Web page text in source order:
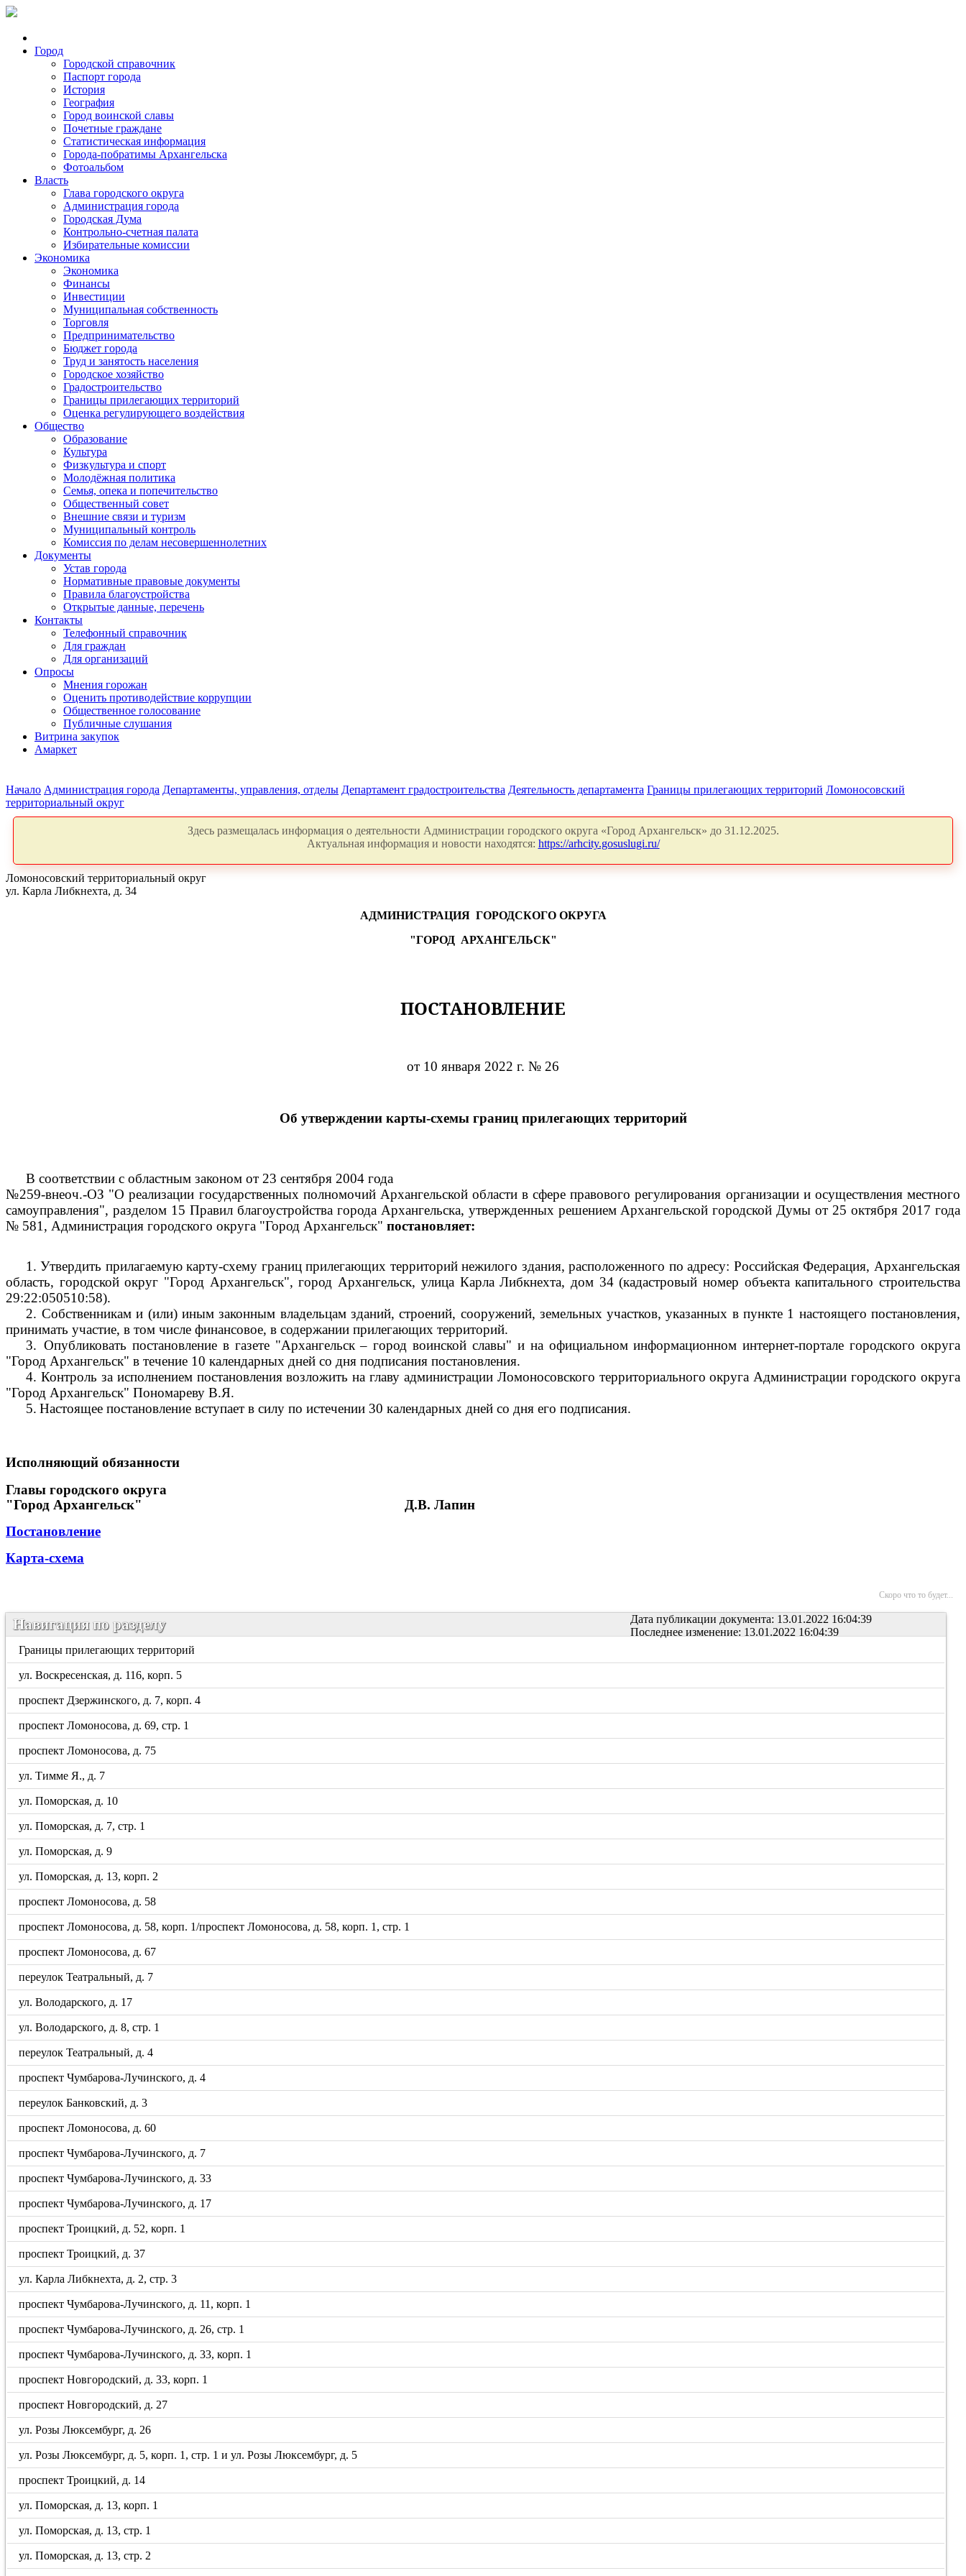
Город
Городской справочник
Паспорт города
История
География
Город воинской славы
Почетные граждане
Статистическая информация
Города-побратимы Архангельска
Фотоальбом
Власть
Глава городского округа
Администрация города
Городская Дума
Контрольно-счетная палата
Избирательные комиссии
Экономика
Экономика
Финансы
Инвестиции
Муниципальная собственность
Торговля
Предпринимательство
Бюджет города
Труд и занятость населения
Городское хозяйство
Градостроительство
Границы прилегающих территорий
Оценка регулирующего воздействия
Общество
Образование
Культура
Физкультура и спорт
Молодёжная политика
Семья, опека и попечительство
Общественный совет
Внешние связи и туризм
Муниципальный контроль
Комиссия по делам несовершеннолетних
Документы
Устав города
Нормативные правовые документы
Правила благоустройства
Открытые данные, перечень
Контакты
Телефонный справочник
Для граждан
Для организаций
Опросы
Мнения горожан
Оценить противодействие коррупции
Общественное голосование
Публичные слушания
Витрина закупок
Амаркет
Начало Администрация города Департаменты, управления, отделы Департамент градостроительства Деятельность департамента Границы прилегающих территорий Ломоносовский
территориальный округ
Здесь размещалась информация о деятельности Администрации городского округа «Город Архангельск» до 31.12.2025.
Актуальная информация и новости находятся: https://arhcity.gosuslugi.ru/
Ломоносовский территориальный округ
ул. Карла Либкнехта, д. 34
АДМИНИСТРАЦИЯ ГОРОДСКОГО ОКРУГА
"ГОРОД АРХАНГЕЛЬСК"
ПОСТАНОВЛЕНИЕ
от 10 января 2022 г. № 26
Об утверждении карты-схемы границ прилегающих территорий
В соответствии с областным законом от 23 сентября 2004 года
№259-внеоч.-ОЗ "О реализации государственных полномочий Архангельской области в сфере правового регулирования организации и осуществления местного
самоуправления", разделом 15 Правил благоустройства города Архангельска, утвержденных решением Архангельской городской Думы от 25 октября 2017 года
№ 581, Администрация городского округа "Город Архангельск" постановляет:
1. Утвердить прилагаемую карту-схему границ прилегающих территорий нежилого здания, расположенного по адресу: Российская Федерация, Архангельская
область, городской округ "Город Архангельск", город Архангельск, улица Карла Либкнехта, дом 34 (кадастровый номер объекта капитального строительства
29:22:050510:58).
2. Собственникам и (или) иным законным владельцам зданий, строений, сооружений, земельных участков, указанных в пункте 1 настоящего постановления,
принимать участие, в том числе финансовое, в содержании прилегающих территорий.
3. Опубликовать постановление в газете "Архангельск – город воинской славы" и на официальном информационном интернет-портале городского округа
"Город Архангельск" в течение 10 календарных дней со дня подписания постановления.
4. Контроль за исполнением постановления возложить на главу администрации Ломоносовского территориального округа Администрации городского округа
"Город Архангельск" Пономареву В.Я.
5. Настоящее постановление вступает в силу по истечении 30 календарных дней со дня его подписания.
Исполняющий обязанности
Главы городского округа
"Город Архангельск"
Д.В. Лапин
Постановление
Карта-схема
Скоро что то будет...
Дата публикации документа: 13.01.2022 16:04:39
Последнее изменение: 13.01.2022 16:04:39
Навигация по разделу
Границы прилегающих территорий
ул. Воскресенская, д. 116, корп. 5
проспект Дзержинского, д. 7, корп. 4
проспект Ломоносова, д. 69, стр. 1
проспект Ломоносова, д. 75
ул. Тимме Я., д. 7
ул. Поморская, д. 10
ул. Поморская, д. 7, стр. 1
ул. Поморская, д. 9
ул. Поморская, д. 13, корп. 2
проспект Ломоносова, д. 58
проспект Ломоносова, д. 58, корп. 1/проспект Ломоносова, д. 58, корп. 1, стр. 1
проспект Ломоносова, д. 67
переулок Театральный, д. 7
ул. Володарского, д. 17
ул. Володарского, д. 8, стр. 1
переулок Театральный, д. 4
проспект Чумбарова-Лучинского, д. 4
переулок Банковский, д. 3
проспект Ломоносова, д. 60
проспект Чумбарова-Лучинского, д. 7
проспект Чумбарова-Лучинского, д. 33
проспект Чумбарова-Лучинского, д. 17
проспект Троицкий, д. 52, корп. 1
проспект Троицкий, д. 37
ул. Карла Либкнехта, д. 2, стр. 3
проспект Чумбарова-Лучинского, д. 11, корп. 1
проспект Чумбарова-Лучинского, д. 26, стр. 1
проспект Чумбарова-Лучинского, д. 33, корп. 1
проспект Новгородский, д. 33, корп. 1
проспект Новгородский, д. 27
ул. Розы Люксембург, д. 26
ул. Розы Люксембург, д. 5, корп. 1, стр. 1 и ул. Розы Люксембург, д. 5
проспект Троицкий, д. 14
ул. Поморская, д. 13, корп. 1
ул. Поморская, д. 13, стр. 1
ул. Поморская, д. 13, стр. 2